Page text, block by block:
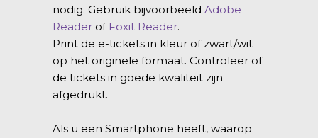
nodig. Gebruik bijvoorbeeld Adobe
Reader of Foxit Reader.
Print de e-tickets in kleur of zwart/wit
op het originele formaat. Controleer of
de tickets in goede kwaliteit zijn
afgedrukt.
Als u een Smartphone heeft, waarop